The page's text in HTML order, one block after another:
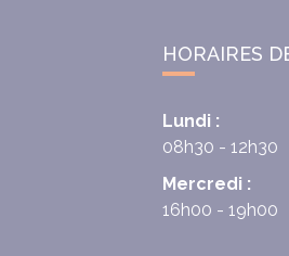
HORAIRES
Lundi :
08h30 - 12h30
Mercredi :
16h00 - 19h00